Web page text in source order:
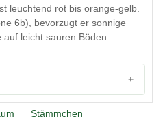
zimtfarbend, papierartig,
fein verzweigt
Ansprüche, bevorzugt
leuchtend rot bis orange-gelb.
6b), bevorzugt er sonnige
leicht sauren Böden.
Stämmchen